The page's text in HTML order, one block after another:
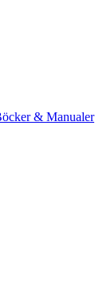
& Manualer